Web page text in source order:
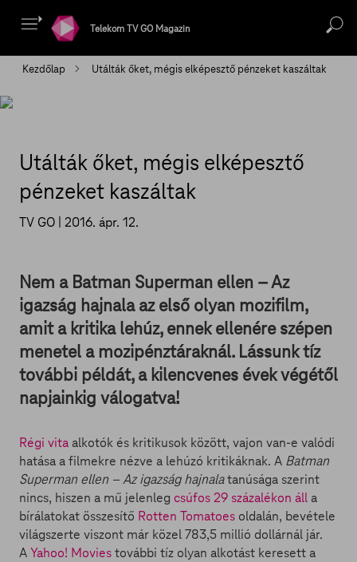
Telekom TV GO Magazin
Kezdőlap Utálták őket, mégis elképesztő pénzeket kaszáltak
Utálták őket, mégis elképesztő
pénzeket kaszáltak
TV GO | 2016. ápr. 12.
Nem a Batman Superman ellen – Az
igazság hajnala az első olyan mozifilm,
amit a kritika lehúz, ennek ellenére szépen
menetel a mozipénztáraknál. Lássunk tíz
további példát, a kilencvenes évek végétől
napjainkig válogatva!
Régi vita alkotók és kritikusok között, vajon van-e valódi
hatása a filmekre nézve a lehúzó kritikáknak. A Batman
Superman ellen – Az igazság hajnalatanúsága szerint
nincs, hiszen a mű jelenleg csúfos 29 százalékon áll a
bírálatokat összesítő Rotten Tomatoes oldalán, bevétele
világszerte viszont már közel 783,5 millió dollárnál jár.
AYahoo! Moviestovábbi tíz olyan alkotást keresett a